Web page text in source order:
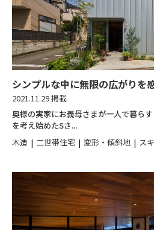
シンプルな中に無限の広がりを
2021.11.29 掲載
奥様の実家にお義母さまが一人で暮ら
を考え始めたSさ...
木造
二世帯住宅 変形・傾斜地 ス